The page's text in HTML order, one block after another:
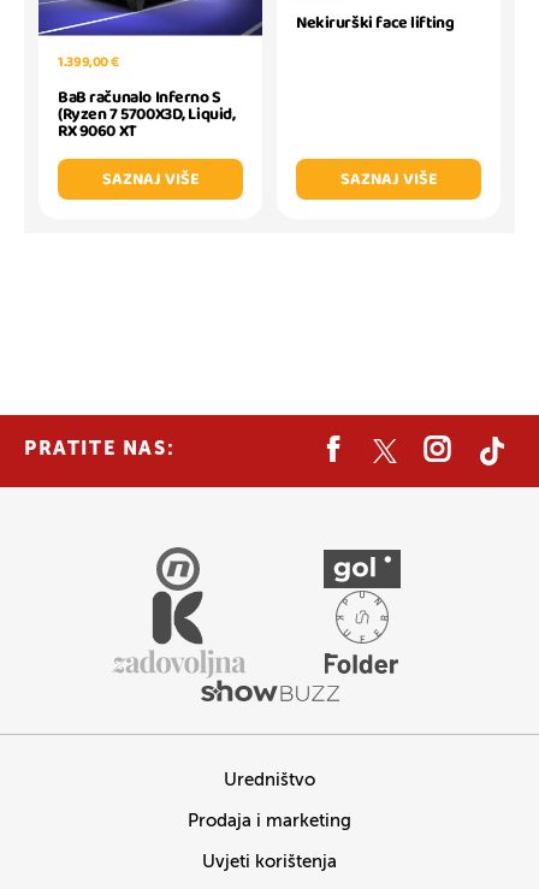
1.399,00 €
BaB računalo Inferno S
(Ryzen 7 5700X3D, Liquid,
RX 9060 XT
SAZNAJ VIŠE
Nekirurški face lifting
SAZNAJ VIŠE
PRATITE NAS:
Uredništvo
Prodaja i marketing
Uvjeti korištenja